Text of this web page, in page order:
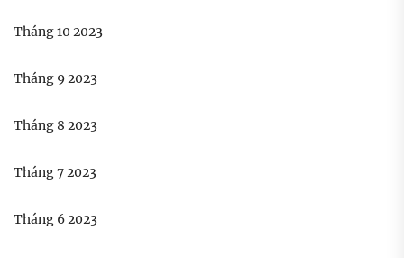
Tháng 10 2023
Tháng 9 2023
Tháng 8 2023
Tháng 7 2023
Tháng 6 2023